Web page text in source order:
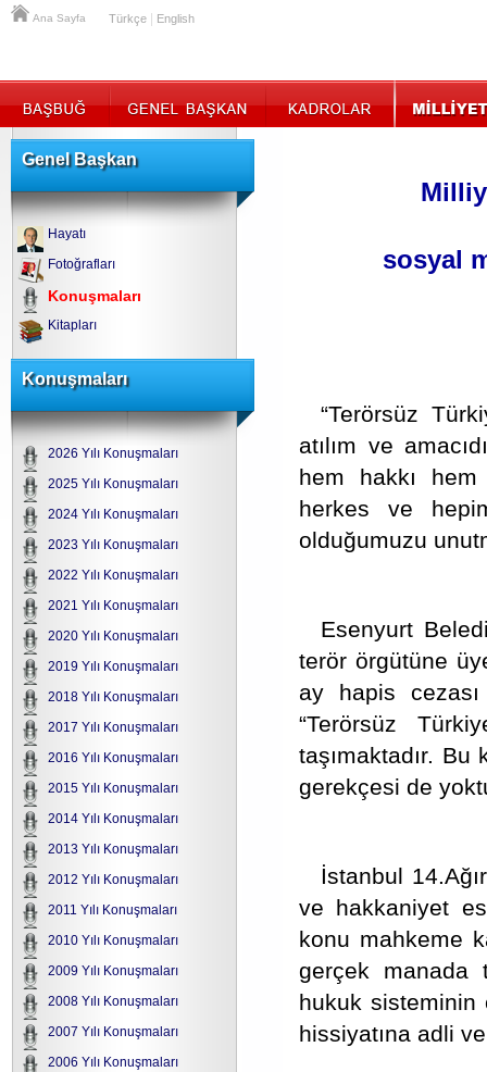
Ana Sayfa Türkçe English
Genel Başkan
Hayatı
Fotoğrafları
Konuşmaları
Kitapları
Konuşmaları
2026 Yılı Konuşmaları
2025 Yılı Konuşmaları
2024 Yılı Konuşmaları
2023 Yılı Konuşmaları
2022 Yılı Konuşmaları
2021 Yılı Konuşmaları
2020 Yılı Konuşmaları
2019 Yılı Konuşmaları
2018 Yılı Konuşmaları
2017 Yılı Konuşmaları
2016 Yılı Konuşmaları
2015 Yılı Konuşmaları
2014 Yılı Konuşmaları
2013 Yılı Konuşmaları
2012 Yılı Konuşmaları
2011 Yılı Konuşmaları
2010 Yılı Konuşmaları
2009 Yılı Konuşmaları
2008 Yılı Konuşmaları
2007 Yılı Konuşmaları
2006 Yılı Konuşmaları
sosyal
“Terörsüz
atılım ve
hem hakkı hem
herkes ve
olduğumuzu
Esenyurt
terör örgütüne
ay hapis
“Terörsüz
taşımaktadır. Bu
gerekçesi de
İstanbul
ve hakkaniyet
konu mahkeme
gerçek manada
hukuk sisteminin
hissiyatına adli